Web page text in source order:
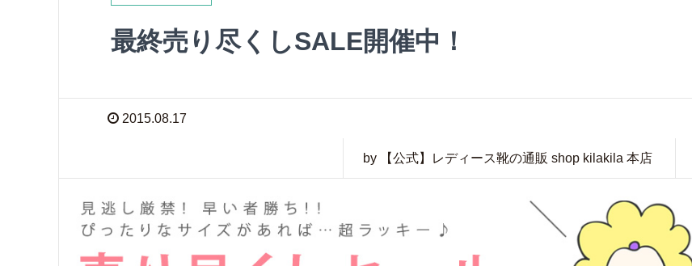
最終売り尽くしSALE開催中！
2015.08.17
by 【公式】レディース靴の通販 shop kilakila 本店